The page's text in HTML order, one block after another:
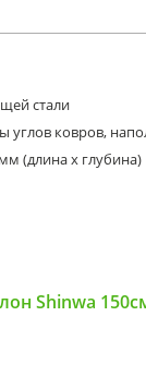
стали
ковров,
(длина х глубина)
Shinwa